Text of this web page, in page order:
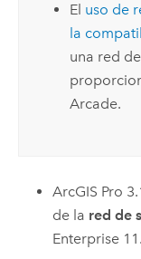
El uso de
la
una red
Arcade.
ArcGIS Pro
de la red de
Enterprise